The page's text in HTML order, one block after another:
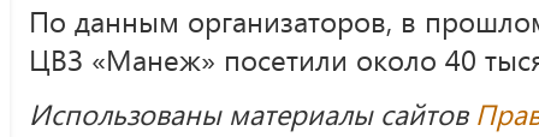
По данным организаторов, в
ЦВЗ «Манеж» посетили около 40
Использованы материалы сайтов